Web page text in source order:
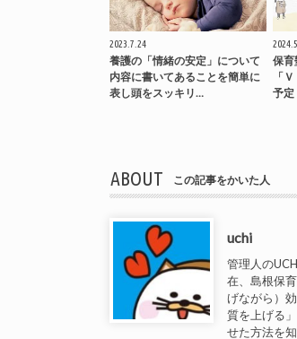
2023.7.24
養護の「情緒の安定」について
内容に書いてあることを簡単に
表し頭をスッキリ…
保育
「
予定
ABOUT この記事をかいた人
uchi
管理人の
在、島根保
げながら）
質を上げる
せた方法を